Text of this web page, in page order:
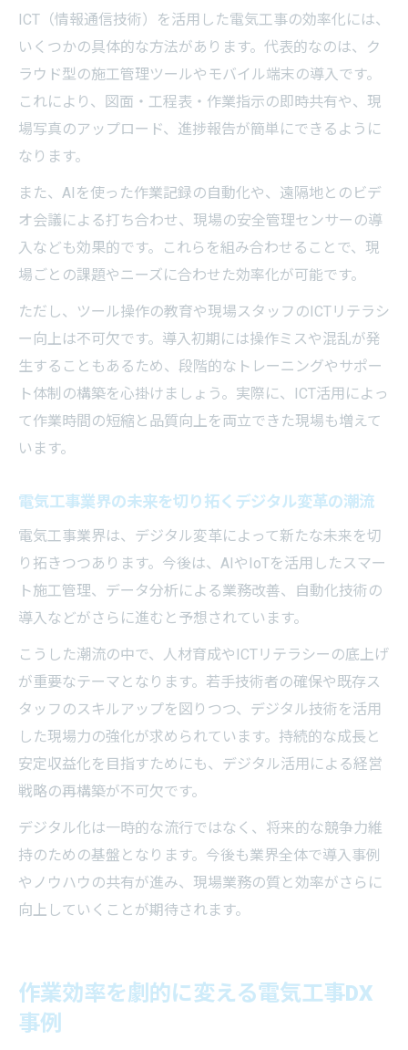
現場で実践できる電気工事デジタル教育の
人材不足時代に必要な電気工事デジタルス
キルとは
ICT（情報通信技術）を活用した電気工事の効率化には、
いくつかの具体的な方法があります。代表的なのは、ク
ラウド型の施工管理ツールやモバイル端末の導入です。
これにより、図面・工程表・作業指示の即時共有や、現
場写真のアップロード、進捗報告が簡単にできるように
なります。
また、AIを使った作業記録の自動化や、遠隔地とのビデ
オ会議による打ち合わせ、現場の安全管理センサーの導
入なども効果的です。これらを組み合わせることで、現
場ごとの課題やニーズに合わせた効率化が可能です。
ただし、ツール操作の教育や現場スタッフのICTリテラシ
ー向上は不可欠です。導入初期には操作ミスや混乱が発
生することもあるため、段階的なトレーニングやサポー
ト体制の構築を心掛けましょう。実際に、ICT活用によっ
て作業時間の短縮と品質向上を両立できた現場も増えて
います。
電気工事業界の未来を切り拓くデジタル変革の潮流
電気工事業界は、デジタル変革によって新たな未来を切
り拓きつつあります。今後は、AIやIoTを活用したスマー
ト施工管理、データ分析による業務改善、自動化技術の
導入などがさらに進むと予想されています。
こうした潮流の中で、人材育成やICTリテラシーの底上げ
が重要なテーマとなります。若手技術者の確保や既存ス
タッフのスキルアップを図りつつ、デジタル技術を活用
した現場力の強化が求められています。持続的な成長と
安定収益化を目指すためにも、デジタル活用による経営
戦略の再構築が不可欠です。
デジタル化は一時的な流行ではなく、将来的な競争力維
持のための基盤となります。今後も業界全体で導入事例
やノウハウの共有が進み、現場業務の質と効率がさらに
向上していくことが期待されます。
作業効率を劇的に変える電気工事DX
事例